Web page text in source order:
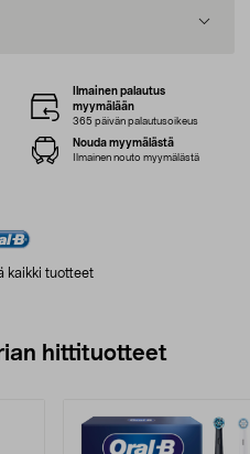
kaikki tuotteet
Ilmainen palautus
myymälään
365 päivän palautusoikeus
Nouda myymälästä
Ilmainen nouto myymälästä
hittituotteet